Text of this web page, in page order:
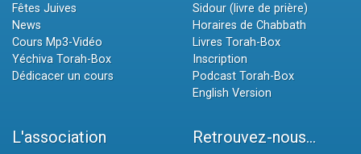
Fêtes Juives
News
Cours Mp3-Vidéo
Yéchiva Torah-Box
Dédicacer un cours
Sidour (livre de prière)
Horaires de Chabbath
Livres Torah-Box
Inscription
Podcast Torah-Box
English Version
L'association Retrouvez-nous...